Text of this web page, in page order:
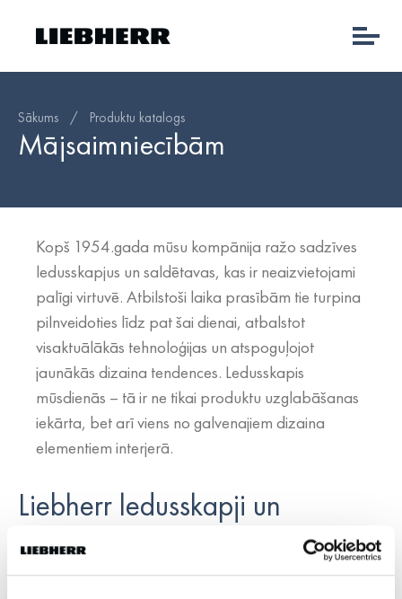
Sākums / Produktu katalogs
Mājsaimniecībām
Kopš 1954.gada mūsu kompānija ražo sadzīves
ledusskapjus un saldētavas, kas ir neaizvietojami
palīgi virtuvē. Atbilstoši laika prasībām tie turpina
pilnveidoties līdz pat šai dienai, atbalstot
visaktuālākās tehnoloģijas un atspoguļojot
jaunākās dizaina tendences. Ledusskapis
mūsdienās – tā ir ne tikai produktu uzglabāšanas
iekārta, bet arī viens no galvenajiem dizaina
elementiem interjerā.
Liebherr ledusskapji un
saldētavas